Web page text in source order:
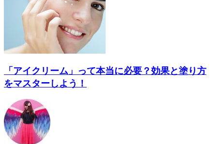
「アイクリーム」って本当に必要？効果と塗り方
をマスターしよう！